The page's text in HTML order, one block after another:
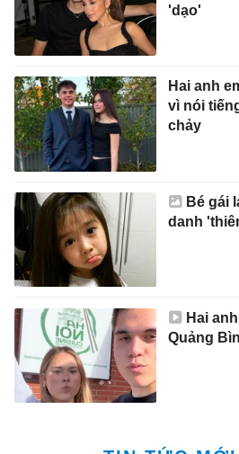
'dạo'
Hai anh
vì nói
chảy
Bé gái
danh
Hai
Quảng